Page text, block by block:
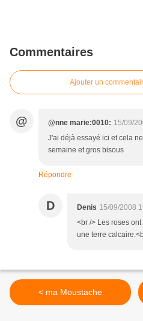
Commentaires
Ajouter un
@ @nne marie:0010: 15/09/
J'ai déjà essayé ici et cela
semaine et gros bisous
Répondre
D Denis 15/09/2008
<br /> Les roses
une terre
< ma Moustache